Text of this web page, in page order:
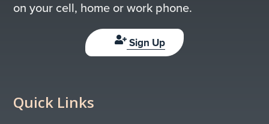
on your cell, home or work phone.
Sign Up
Quick Links